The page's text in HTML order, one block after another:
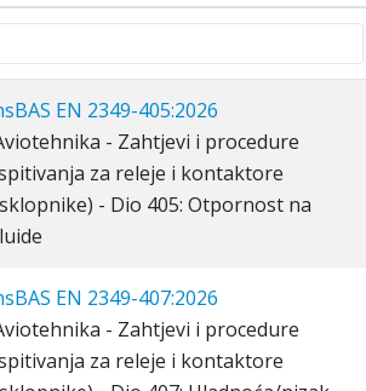
EN 2349-405:2026
- Zahtjevi i procedure
za releje i kontaktore
- Dio 405: Otpornost na
EN 2349-407:2026
- Zahtjevi i procedure
za releje i kontaktore